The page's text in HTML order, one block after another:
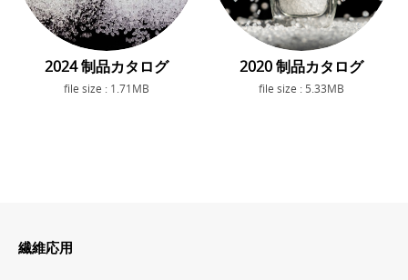
2024 制品カタログ
file size : 1.71MB
2020 制品カタログ
file size : 5.33MB
繊維応用